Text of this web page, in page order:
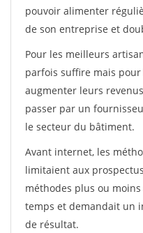
pouvoir alimenter
de son entreprise et
Pour les meilleurs
parfois suffire mais
augmenter leurs
passer par un
le secteur du bâtiment.
Avant internet, les
limitaient aux
méthodes plus ou
temps et demandait un
de résultat.